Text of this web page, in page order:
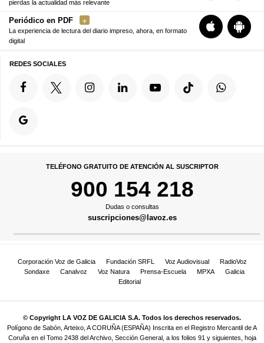
pierdas la actualidad más relevante
Periódico en PDF
La experiencia de lectura del diario impreso, ahora, en formato
digital
REDES SOCIALES
TELÉFONO GRATUITO DE ATENCIÓN AL SUSCRIPTOR
900 154 218
Dudas o consultas
suscripciones@lavoz.es
Corporación Voz de Galicia Fundación SRFL Voz Audiovisual
RadioVoz
Sondaxe
Canalvoz Voz Natura Prensa-Escuela MPXA
Galicia
Editorial
© Copyright LA VOZ DE GALICIA S.A. Todos los derechos reservados.
Polígono de Sabón, Arteixo, A CORUÑA (ESPAÑA) Inscrita en el Registro Mercantil de A
Coruña en el Tomo 2438 del Archivo, Sección General, a los folios 91 y siguientes, hoja